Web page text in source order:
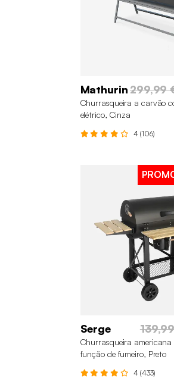
Mathurin299,99
Churrasqueira a carvão
elétrico, Cinza
4 (106)
Serge
Churrasqueira
função de fumeiro, Preto
4 (433)